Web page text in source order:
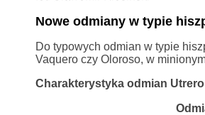
Nowe odmiany w typie
Do typowych odmian w typie
Vaquero czy Oloroso, w
Charakterystyka odmian